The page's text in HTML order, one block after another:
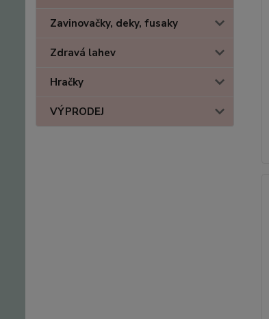
Zavinovačky, deky, fusaky
Zdravá lahev
Hračky
VÝPRODEJ